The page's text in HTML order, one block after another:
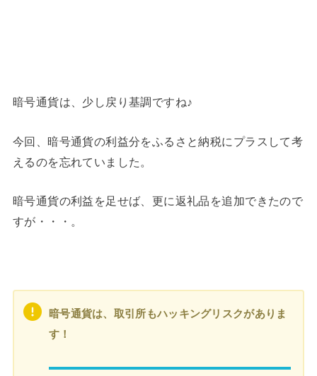
暗号通貨は、少し戻り基調ですね♪
今回、暗号通貨の利益分をふるさと納税にプラスして考
えるのを忘れていました。
暗号通貨の利益を足せば、更に返礼品を追加できたので
すが・・・。
暗号通貨は、取引所もハッキングリスクがありま
す！